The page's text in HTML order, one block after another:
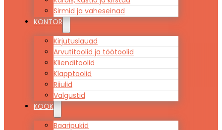
Sirmid ja vaheseinad
KONTOR
Kirjutuslauad
Arvutitoolid ja töötoolid
Klienditoolid
Klapptoolid
Riiulid
Valgustid
KÖÖK
Baaripukid